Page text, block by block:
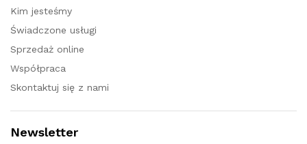
Kim jesteśmy
Świadczone usługi
Sprzedaż online
Współpraca
Skontaktuj się z nami
Newsletter